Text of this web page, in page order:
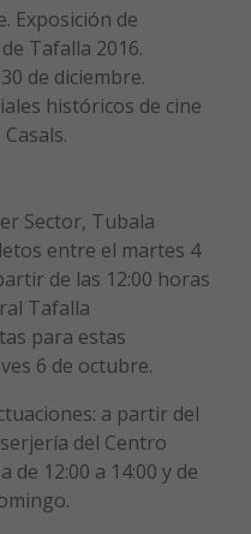
Exposición de
Tafalla 2016.
de diciembre.
históricos de cine
Sector, Tubala
entre el martes 4
de las 12:00 horas
Tafalla
para estas
6 de octubre.
a partir del
del Centro
12:00 a 14:00 y de